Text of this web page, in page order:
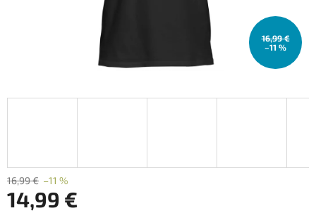
16,99 €
–11 %
16,99 € –11 %
14,99 €